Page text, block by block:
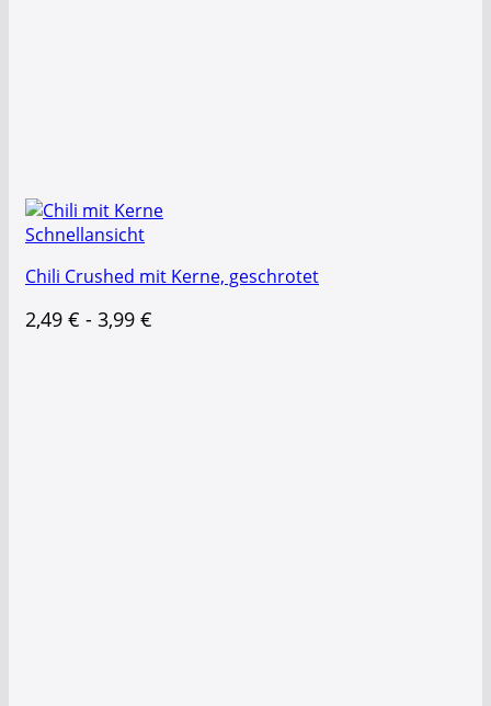
Schnellansicht
Chili Crushed mit Kerne, geschrotet
2,49 € - 3,99 €